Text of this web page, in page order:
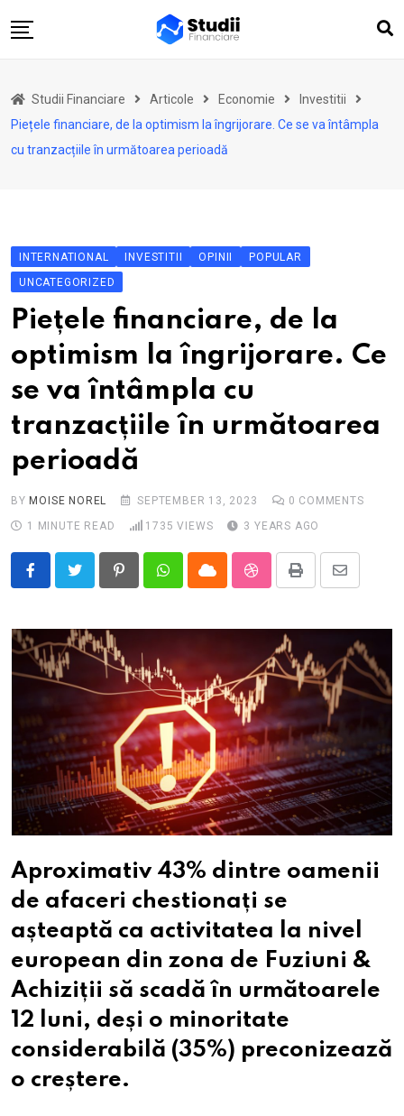
to
Actualitate
Investiții
Multimedia
Autori
Analize ASF
Studii Financiare Articole Economie
Investitii
Piețele financiare, de la optimism la îngrijorare. Ce se va întâmpla
cu tranzacțiile în următoarea perioadă
INTERNATIONAL INVESTITII OPINII
POPULAR
UNCATEGORIZED
Piețele financiare, de la
optimism la îngrijorare. Ce
se va întâmpla cu
tranzacțiile în următoarea
perioadă
BY MOISE NOREL SEPTEMBER 13, 2023 0 COMMENTS
1 MINUTE READ
1735 VIEWS 3 YEARS AGO
PinterestWhatsappCloud StumbleUpon
Print
Share
Email
Aproximativ 43% dintre oamenii
de afaceri chestionați se
așteaptă ca activitatea la nivel
european din zona de Fuziuni &
Achiziții să scadă în următoarele
12 luni, deși o minoritate
considerabilă (35%) preconizează
o creștere.